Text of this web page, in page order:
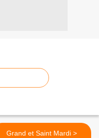
Grand et Saint Mardi >